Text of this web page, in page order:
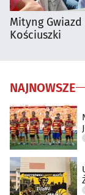
Mityng
Kościuszki
NAJNOWSZE